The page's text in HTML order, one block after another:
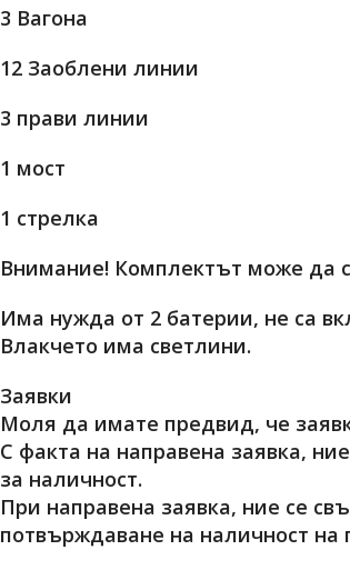
3 Вагона
12 Заоблени линии
3 прави линии
1 мост
1 стрелка
Внимание! Комплектът може да
Има нужда от 2 батерии, не са
Влакчето има светлини.
Заявки
Моля да имате предвид, че
С факта на направена заявка,
за наличност.
При направена заявка, ние се
потвърждаване на наличност на